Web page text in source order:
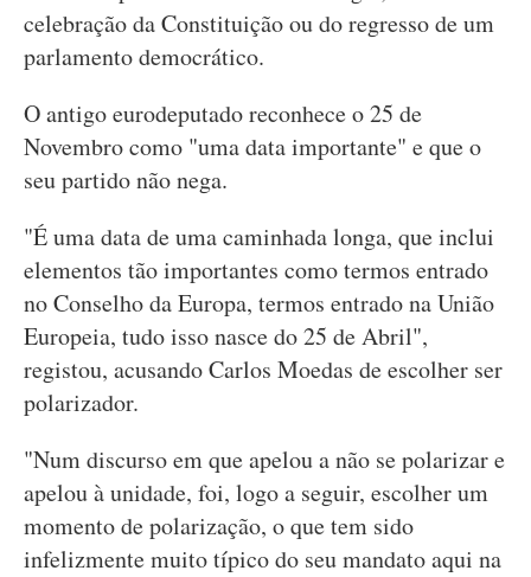
celebração da Constituição ou do regresso de um
parlamento democrático.
O antigo eurodeputado reconhece o 25 de
Novembro como "uma data importante" e que o
seu partido não nega.
"É uma data de uma caminhada longa, que inclui
elementos tão importantes como termos entrado
no Conselho da Europa, termos entrado na União
Europeia, tudo isso nasce do 25 de Abril",
registou, acusando Carlos Moedas de escolher ser
polarizador.
"Num discurso em que apelou a não se polarizar e
apelou à unidade, foi, logo a seguir, escolher um
momento de polarização, o que tem sido
infelizmente muito típico do seu mandato aqui na